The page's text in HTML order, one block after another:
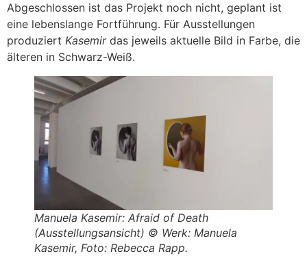
Abgeschlossen ist das Projekt noch nicht, geplant ist
eine lebenslange Fortführung. Für Ausstellungen
produziert Kasemir das jeweils aktuelle Bild in Farbe, die
älteren in Schwarz-Weiß.
Manuela Kasemir: Afraid of Death
(Ausstellungsansicht) © Werk: Manuela
Kasemir, Foto: Rebecca Rapp.